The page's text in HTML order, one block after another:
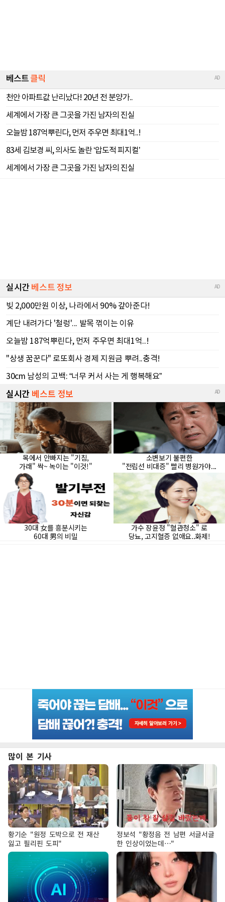
많이 본 기사
황기순 "원정 도박으로 전 재산
잃고 필리핀 도피"
정보석 "황정음 전 남편 서글서글
한 인상이었는데…"